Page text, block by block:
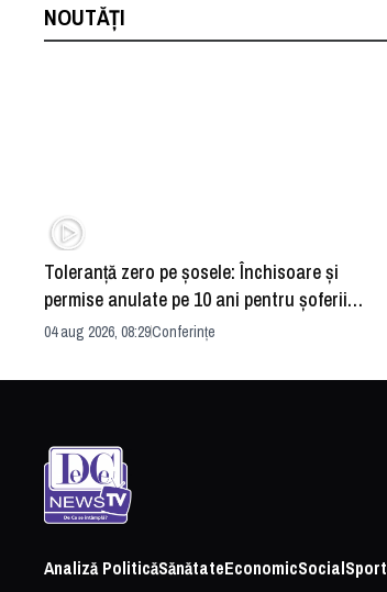
NOUTĂȚI
Toleranță zero pe șosele: Închisoare și
permise anulate pe 10 ani pentru șoferii
iresponsabili
04 aug 2026, 08:29Conferințe
Analiză PoliticăSănătateEconomicSocialSport